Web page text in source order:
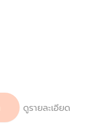
ดูรายละเอียด